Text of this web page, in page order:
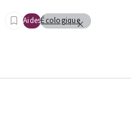
AidesÉcologique